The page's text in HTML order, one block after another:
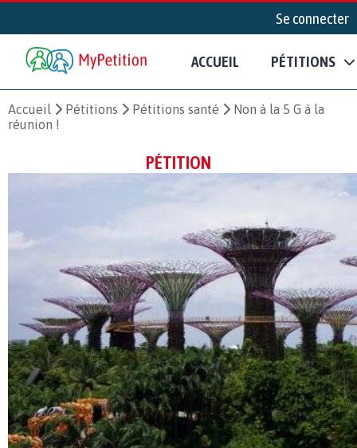
Se connecter
ACCUEIL PÉTITIONS
Accueil Pétitions Pétitions santé
Non à la 5 G à la
réunion !
PÉTITION